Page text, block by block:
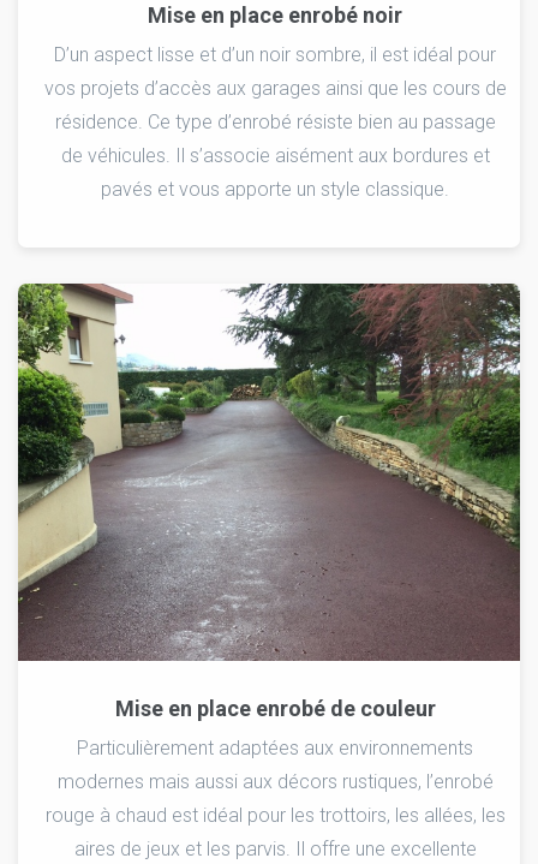
Mise en place enrobé noir
D’un aspect lisse et d’un noir sombre, il est idéal pour
vos projets d’accès aux garages ainsi que les cours de
résidence. Ce type d’enrobé résiste bien au passage
de véhicules. Il s’associe aisément aux bordures et
pavés et vous apporte un style classique.
Mise en place enrobé de couleur
Particulièrement adaptées aux environnements
modernes mais aussi aux décors rustiques, l’enrobé
rouge à chaud est idéal pour les trottoirs, les allées, les
aires de jeux et les parvis. Il offre une excellente